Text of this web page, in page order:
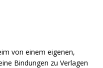
von einem eigenen,
Bindungen zu Verlagen